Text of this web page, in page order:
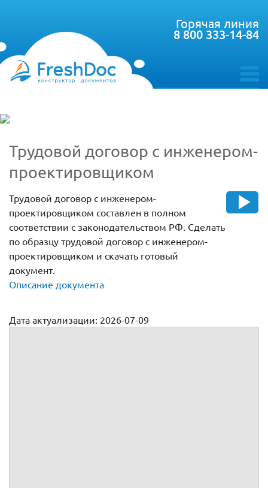
toggle
Горячая линия
8 800 333-14-84
Трудовой договор с инженером-
проектировщиком
Трудовой договор с инженером-
проектировщиком составлен в полном
соответствии с законодательством РФ. Сделать
по образцу трудовой договор с инженером-
проектировщиком и скачать готовый
документ.
Описание документа
Дата актуализации: 2026-07-09